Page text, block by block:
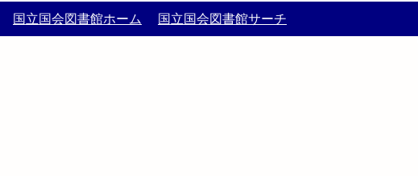
国立国会図書館ホーム 国立国会図書館サーチ